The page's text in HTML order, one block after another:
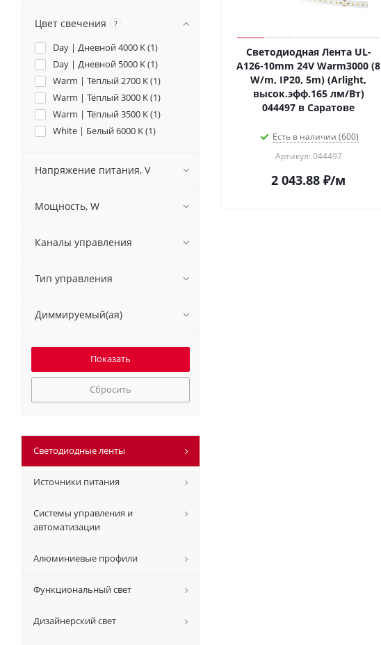
Светодиодная Лента UL-
A126-10mm 24V Warm3000 (8
W/m, IP20, 5m) (Arlight,
высок.эфф.165 лм/Вт)
044497 в Саратове
Есть в наличии (600)
Артикул: 044497
2 043.88 ₽/м
Цвет свечения ?
Day | Дневной 4000 K (1)
Day | Дневной 5000 K (1)
Warm | Тёплый 2700 K (1)
Warm | Тёплый 3000 K (1)
Warm | Тёплый 3500 K (1)
White | Белый 6000 K (1)
Напряжение питания, V
Мощность, W
Каналы управления
Тип управления
Диммируемый(ая)
Сбросить
Светодиодные ленты
Источники питания
Системы управления и
автоматизации
Алюминиевые профили
Функциональный свет
Дизайнерский свет